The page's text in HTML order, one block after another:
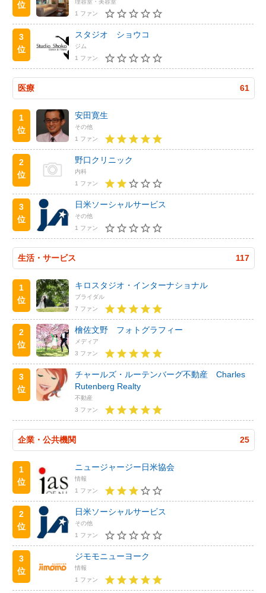
位
1 ファン
3
位
スタジオ ショウコ
ジム
1 ファン
医療 61
1
位
安田寛生
その他
1 ファン
2
位
野口クリニック
内科
1 ファン
3
位
日米ソーシャルサービス
その他
1 ファン
生活・サービス 117
1
位
キロスタジオ・インターナショナル
ブライダル
7 ファン
2
位
檜佐文野 フォトグラフィー
メディア
3 ファン
3
位
チャールズ・ルーテンバーグ不動産 Charles
Rutenberg Realty
不動産
3 ファン
企業・公共機関 25
1
位
ニュージャージー日米協会
情報
1 ファン
2
位
日米ソーシャルサービス
その他
1 ファン
3
位
ジモモニューヨーク
情報
1 ファン